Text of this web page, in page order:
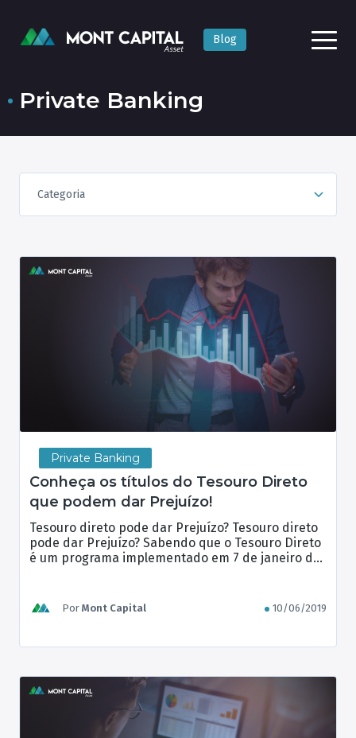
Blog
Private Banking
Categoria
Private Banking
Conheça os títulos do Tesouro Direto
que podem dar Prejuízo!
Tesouro direto pode dar Prejuízo? Tesouro direto
pode dar Prejuízo? Sabendo que o Tesouro Direto
é um programa implementado em 7 de janeiro de
criação do produto foi popularizar o acesso ao
investimento em títulos públicos, possibilitando
Por Mont Capital 10/06/2019